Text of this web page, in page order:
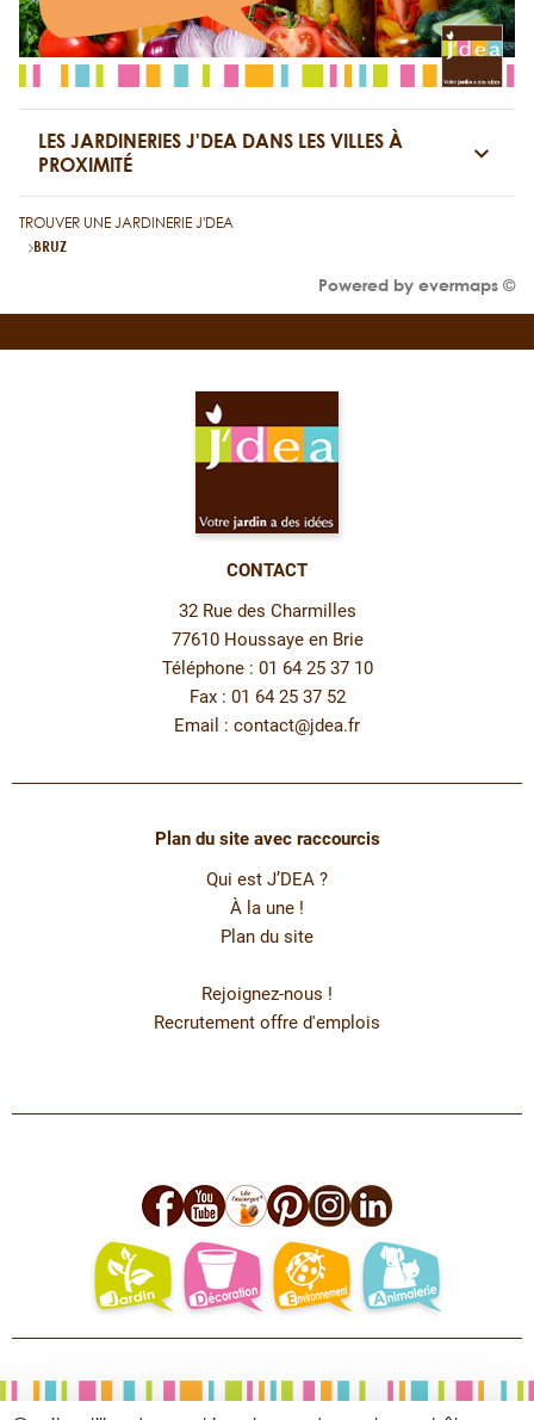
LES JARDINERIES J'DEA DANS LES VILLES À
PROXIMITÉ
TROUVER UNE JARDINERIE J'DEA
BRUZ
Powered by evermaps ©
CONTACT
32 Rue des Charmilles
77610 Houssaye en Brie
Téléphone : 01 64 25 37 10
Fax : 01 64 25 37 52
Email : contact@jdea.fr
Plan du site avec raccourcis
Qui est J’DEA ?
À la une !
Plan du site
Rejoignez-nous !
Recrutement offre d'emplois
facebookyoutube
leo pinterestinstagram
linkedin
jardin deco environnementanimalerie